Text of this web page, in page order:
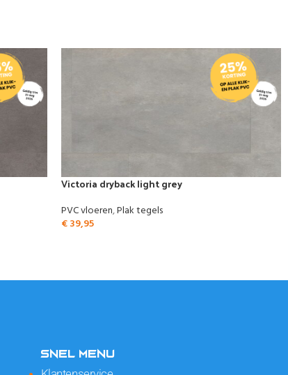
Victoria dryback light grey
PVC vloeren,Plak tegels
€39,95
SNEL MENU